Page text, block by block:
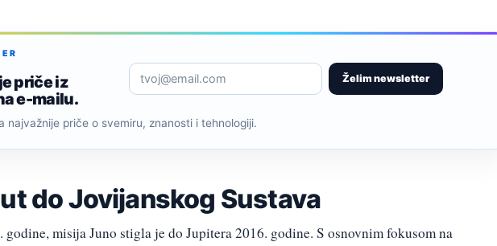
priče iz
e-mailu.
Želim newsletter
najvažnije priče o svemiru, znanosti i tehnologiji.
do Jovijanskog Sustava
godine, misija Juno stigla je do Jupitera 2016. godine. S osnovnim fokusom na